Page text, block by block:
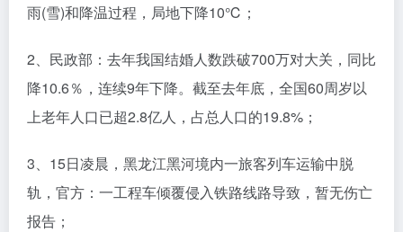
雨(雪)和降温过程，局地下降10℃；
2、民政部：去年我国结婚人数跌破700万对大关，同比
降10.6％，连续9年下降。截至去年底，全国60周岁以
上老年人口已超2.8亿人，占总人口的19.8%；
3、15日凌晨，黑龙江黑河境内一旅客列车运输中脱
轨，官方：一工程车倾覆侵入铁路线路导致，暂无伤亡
报告；